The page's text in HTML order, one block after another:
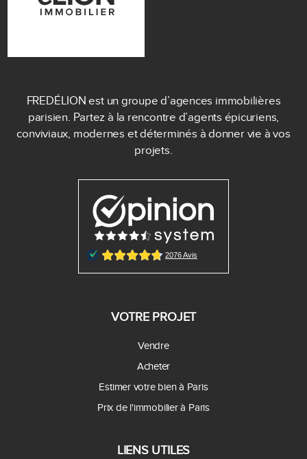
FREDÉLION est un groupe d’agences immobilières
parisien. Partez à la rencontre d’agents épicuriens,
conviviaux, modernes et déterminés à donner vie à vos
projets.
VOTRE PROJET
Vendre
Acheter
Estimer votre bien à Paris
Prix de l'immobilier à Paris
LIENS UTILES